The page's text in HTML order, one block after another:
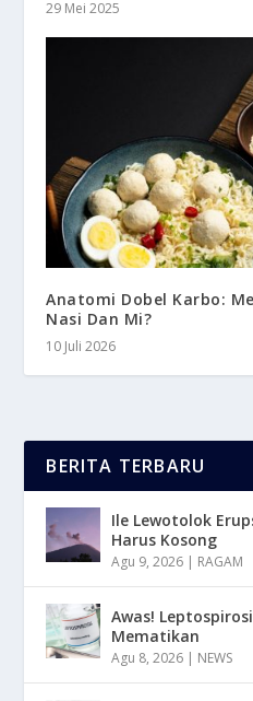
29 Mei 2025
Anatomi Dobel Karbo:
Nasi Dan Mi?
10 Juli 2026
BERITA TERBARU
Ile Lewotolok
Harus Kosong
Agu 9, 2026 | RAGAM
Awas!
Mematikan
Agu 8, 2026 | NEWS